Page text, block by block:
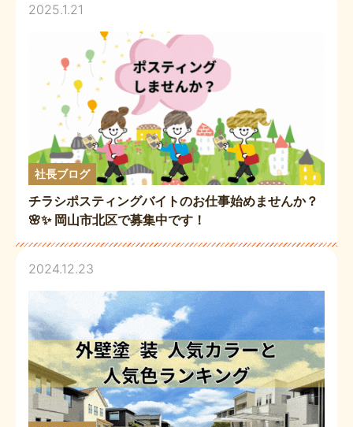
2025.1.21
社長ブログ
チラシポスティングバイトのお仕事始めませんか？
🌸✨ 岡山市北区で募集中です！
2024.12.23